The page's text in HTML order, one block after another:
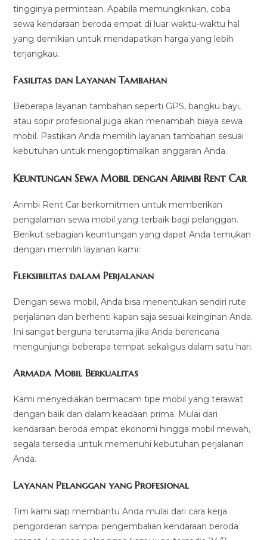
tingginya permintaan. Apabila memungkinkan, coba
sewa kendaraan beroda empat di luar waktu-waktu hal
yang demikian untuk mendapatkan harga yang lebih
terjangkau.
Fasilitas dan Layanan Tambahan
Beberapa layanan tambahan seperti GPS, bangku bayi,
atau sopir profesional juga akan menambah biaya sewa
mobil. Pastikan Anda memilih layanan tambahan sesuai
kebutuhan untuk mengoptimalkan anggaran Anda.
Keuntungan Sewa Mobil dengan Arimbi Rent Car
Arimbi Rent Car berkomitmen untuk memberikan
pengalaman sewa mobil yang terbaik bagi pelanggan.
Berikut sebagian keuntungan yang dapat Anda temukan
dengan memilih layanan kami:
Fleksibilitas dalam Perjalanan
Dengan sewa mobil, Anda bisa menentukan sendiri rute
perjalanan dan berhenti kapan saja sesuai keinginan Anda.
Ini sangat berguna terutama jika Anda berencana
mengunjungi beberapa tempat sekaligus dalam satu hari.
Armada Mobil Berkualitas
Kami menyediakan bermacam tipe mobil yang terawat
dengan baik dan dalam keadaan prima. Mulai dari
kendaraan beroda empat ekonomi hingga mobil mewah,
segala tersedia untuk memenuhi kebutuhan perjalanan
Anda.
Layanan Pelanggan yang Profesional
Tim kami siap membantu Anda mulai dari cara kerja
pengorderan sampai pengembalian kendaraan beroda